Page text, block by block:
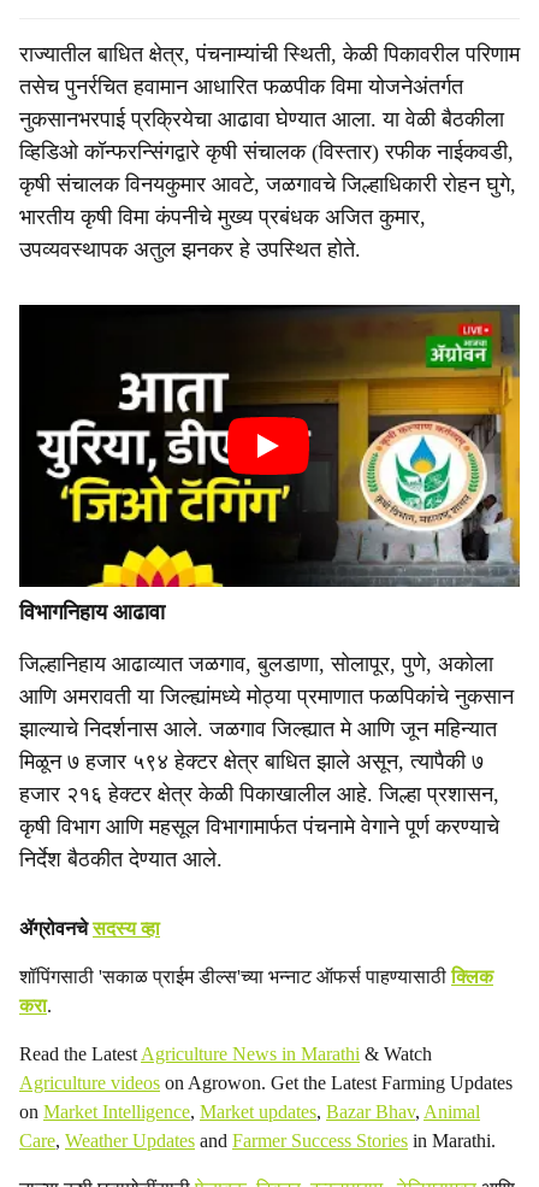
राज्यातील बाधित क्षेत्र, पंचनाम्यांची स्थिती, केळी पिकावरील परिणाम
तसेच पुनर्रचित हवामान आधारित फळपीक विमा योजनेअंतर्गत
नुकसानभरपाई प्रक्रियेचा आढावा घेण्यात आला. या वेळी बैठकीला
व्हिडिओ कॉन्फरन्सिंगद्वारे कृषी संचालक (विस्तार) रफीक नाईकवडी,
कृषी संचालक विनयकुमार आवटे, जळगावचे जिल्हाधिकारी रोहन घुगे,
भारतीय कृषी विमा कंपनीचे मुख्य प्रबंधक अजित कुमार,
उपव्यवस्थापक अतुल झनकर हे उपस्थित होते.
विभागनिहाय आढावा
जिल्हानिहाय आढाव्यात जळगाव, बुलडाणा, सोलापूर, पुणे, अकोला
आणि अमरावती या जिल्ह्यांमध्ये मोठ्या प्रमाणात फळपिकांचे नुकसान
झाल्याचे निदर्शनास आले. जळगाव जिल्ह्यात मे आणि जून महिन्यात
मिळून ७ हजार ५९४ हेक्टर क्षेत्र बाधित झाले असून, त्यापैकी ७
हजार २१६ हेक्टर क्षेत्र केळी पिकाखालील आहे. जिल्हा प्रशासन,
कृषी विभाग आणि महसूल विभागामार्फत पंचनामे वेगाने पूर्ण करण्याचे
निर्देश बैठकीत देण्यात आले.
ॲग्रोवनचेसदस्य व्हा
शॉपिंगसाठी 'सकाळ प्राईम डील्स'च्या भन्नाट ऑफर्स पाहण्यासाठीक्लिक
करा.
Read the Latest Agriculture News in Marathi & Watch
Agriculture videos on Agrowon. Get the Latest Farming Updates
on Market Intelligence, Market updates, Bazar Bhav, Animal
Care, Weather Updates and Farmer Success Stories in Marathi.